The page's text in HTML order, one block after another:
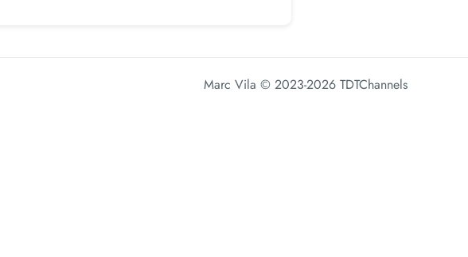
Marc Vila © 2023-2026 TDTChannels